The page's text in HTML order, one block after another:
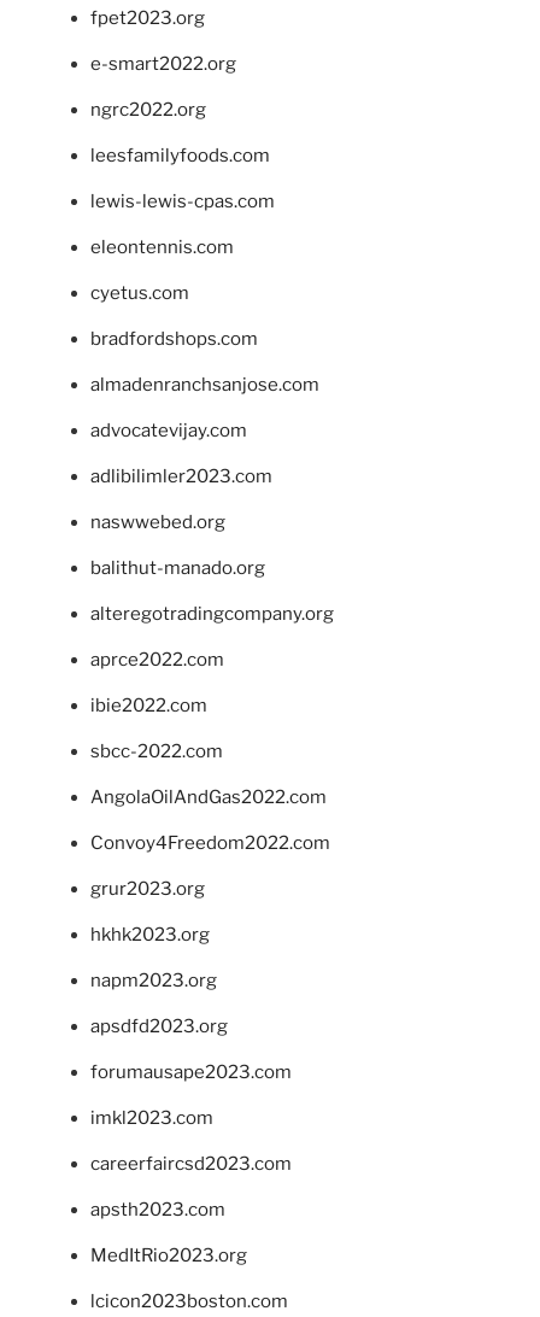
fpet2023.org
e-smart2022.org
ngrc2022.org
leesfamilyfoods.com
lewis-lewis-cpas.com
eleontennis.com
cyetus.com
bradfordshops.com
almadenranchsanjose.com
advocatevijay.com
adlibilimler2023.com
naswwebed.org
balithut-manado.org
alteregotradingcompany.org
aprce2022.com
ibie2022.com
sbcc-2022.com
AngolaOilAndGas2022.com
Convoy4Freedom2022.com
grur2023.org
hkhk2023.org
napm2023.org
apsdfd2023.org
forumausape2023.com
imkl2023.com
careerfaircsd2023.com
apsth2023.com
MedItRio2023.org
lcicon2023boston.com